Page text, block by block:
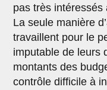
pas très intéressés
La seule manière
travaillent pour le
imputable de leurs
montants des
contrôle difficile à